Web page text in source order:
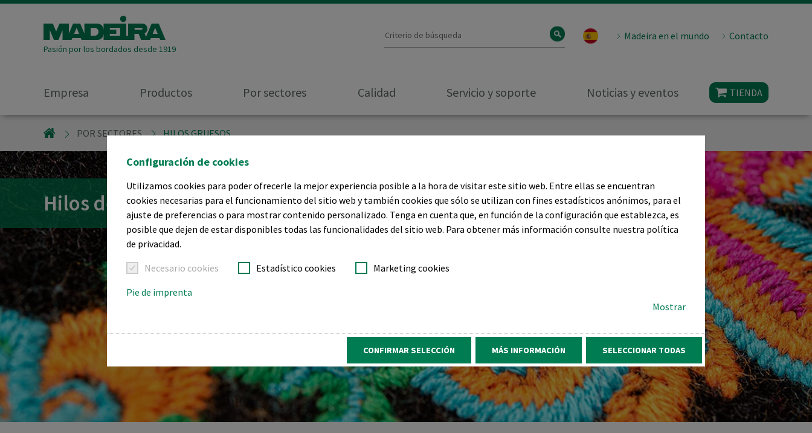
Configuración de cookies
Utilizamos cookies para poder ofrecerle la mejor experiencia posible a la hora de visitar este sitio web. Entre ellas se encuentran
cookies necesarias para el funcionamiento del sitio web y también cookies que sólo se utilizan con fines estadísticos anónimos, para el
ajuste de preferencias o para mostrar contenido personalizado. Tenga en cuenta que, en función de la configuración que establezca, es
posible que dejen de estar disponibles todas las funcionalidades del sitio web. Para obtener más información consulte nuestra política
de privacidad.
Necesario cookies
Estadístico cookies
Marketing cookies
Pie de imprenta
Mostrar
CONFIRMAR SELECCIÓN MÁS INFORMACIÓN SELECCIONAR TODAS
Pasión por los bordados desde 1919
Madeira en el mundo Contacto
Empresa Productos Por sectores Calidad Servicio y soporte Noticias y eventos TIENDA
MADEIRA GARNFABRIK
POR SECTORES HILOS GRUESOS
Hilos de bordar gruesos